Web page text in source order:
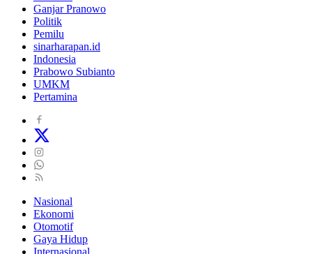
Ganjar Pranowo
Politik
Pemilu
sinarharapan.id
Indonesia
Prabowo Subianto
UMKM
Pertamina
Nasional
Ekonomi
Otomotif
Gaya Hidup
Internasional